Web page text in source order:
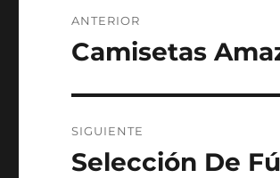
de
ANTERIOR
Entrada
Camisetas
SIGUIENTE
Entrada
Selección De